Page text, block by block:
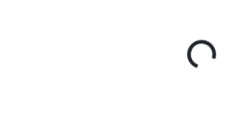
Chargement...